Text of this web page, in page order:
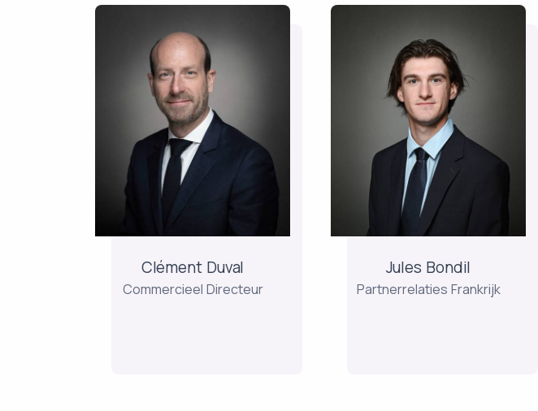
Clément Duval
Commercieel Directeur
Clément Duval
Commercieel Directeur
Hij is verantwoordelijk voor
de opvolging en de
ontwikkeling van de
relaties met de
en hij was voordien
verantwoordelijk voor de
partnerrelaties bij
Richelieu Finance. Hij is
Jules Bondil
Partnerrelaties Frankrijk
Jules Bondil
Partnerrelaties Frankrijk
Jules is afgestudeerd aan
de Gardner-Webb
University in de Verenigde
Staten en is
verantwoordelijk voor het
monitoren en ontwikkelen
vermogensbeheeradviseurs
in Frankrijk.